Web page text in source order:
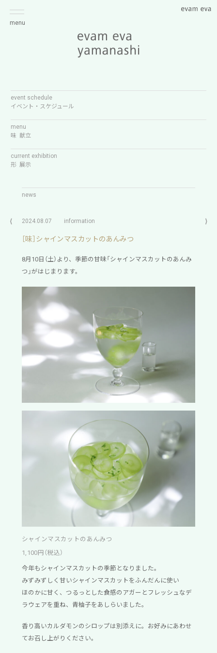
menu
event schedule
イベント・スケジュール
menu
味 献立
current exhibition
形 展示
news
⟨ 2024.08.07 information
［味］シャインマスカットのあんみつ
8月10日（土）より、季節の甘味「シャインマスカットのあんみ
つ」がはじまります。
シャインマスカットのあんみつ
1,100円（税込）
今年もシャインマスカットの季節となりました。
みずみずしく甘いシャインマスカットをふんだんに使い
ほのかに甘く、つるっとした食感のアガーとフレッシュなデ
ラウェアを重ね、青柚子をあしらいました。
香り高いカルダモンのシロップは別添えに。お好みにあわせ
てお召し上がりください。
⟩